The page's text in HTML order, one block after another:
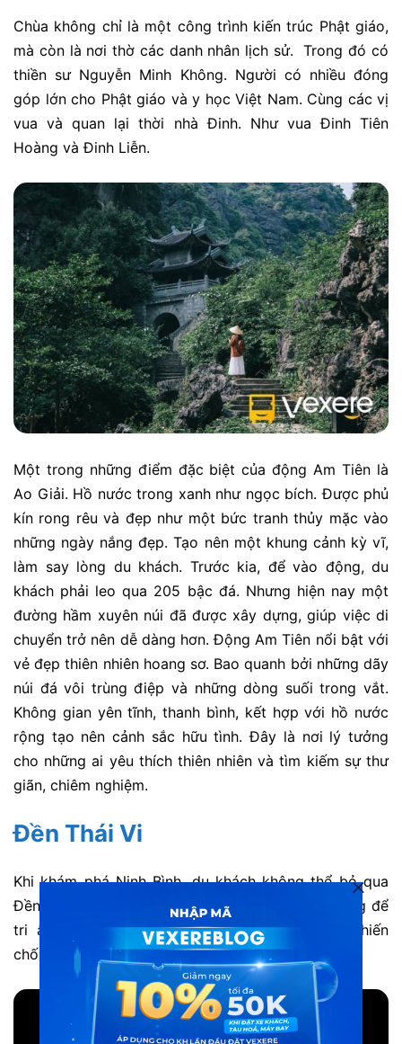
Chùa không chỉ là một công trình kiến trúc Phật giáo,
mà còn là nơi thờ các danh nhân lịch sử. Trong đó có
thiền sư Nguyễn Minh Không. Người có nhiều đóng
góp lớn cho Phật giáo và y học Việt Nam. Cùng các vị
vua và quan lại thời nhà Đinh. Như vua Đinh Tiên
Hoàng và Đinh Liễn.
Một trong những điểm đặc biệt của động Am Tiên là
Ao Giải. Hồ nước trong xanh như ngọc bích. Được phủ
kín rong rêu và đẹp như một bức tranh thủy mặc vào
những ngày nắng đẹp. Tạo nên một khung cảnh kỳ vĩ,
làm say lòng du khách. Trước kia, để vào động, du
khách phải leo qua 205 bậc đá. Nhưng hiện nay một
đường hầm xuyên núi đã được xây dựng, giúp việc di
chuyển trở nên dễ dàng hơn. Động Am Tiên nổi bật với
vẻ đẹp thiên nhiên hoang sơ. Bao quanh bởi những dãy
núi đá vôi trùng điệp và những dòng suối trong vắt.
Không gian yên tĩnh, thanh bình, kết hợp với hồ nước
rộng tạo nên cảnh sắc hữu tình. Đây là nơi lý tưởng
cho những ai yêu thích thiên nhiên và tìm kiếm sự thư
giãn, chiêm nghiệm.
Đền Thái Vi
Khi khám phá Ninh Bình, du khách không thể bỏ qua
Đền Thái Vi. Một công trình lịch sử được xây dựng để
tri ân công ơn của các vua Trần trong cuộc chiến
chống giặc Nguyên Mông.